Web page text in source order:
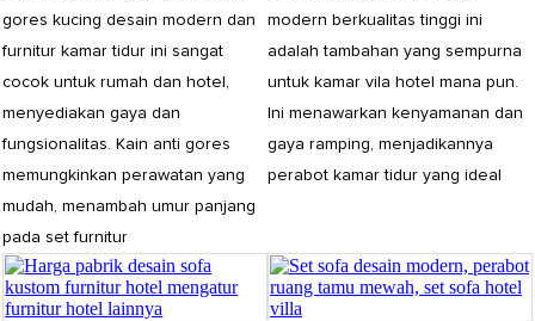
gores kucing desain modern dan
furnitur kamar tidur ini sangat
cocok untuk rumah dan hotel,
menyediakan gaya dan
fungsionalitas. Kain anti gores
memungkinkan perawatan yang
mudah, menambah umur panjang
pada set furnitur
modern berkualitas tinggi ini
adalah tambahan yang sempurna
untuk kamar vila hotel mana pun.
Ini menawarkan kenyamanan dan
gaya ramping, menjadikannya
perabot kamar tidur yang ideal